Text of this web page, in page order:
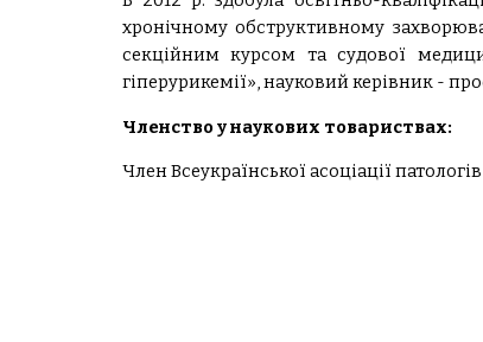
хронічному обструктивному
секційним курсом та судової
гіперурикемії», науковий керівник -
Членство у наукових товариствах:
Член Всеукраїнської асоціації